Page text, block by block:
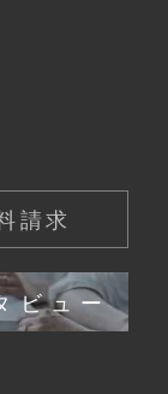
請求
ビュー